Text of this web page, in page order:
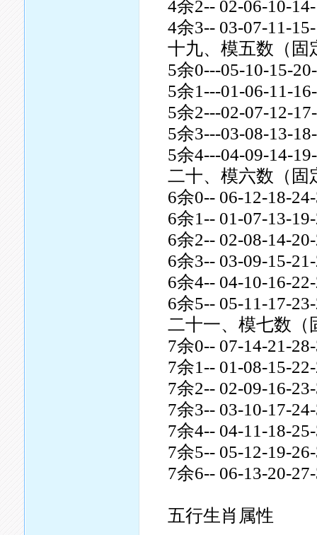
4余2-- 02-06-10-
4余3-- 03-07-11-
十九、模五数（固
5余0---05-10-15-
5余1---01-06-11-
5余2---02-07-12-
5余3---03-08-13-
5余4---04-09-14-
二十、模六数（固
6余0-- 06-12-18-
6余1-- 01-07-13-
6余2-- 02-08-14-
6余3-- 03-09-15-
6余4-- 04-10-16-
6余5-- 05-11-17-
二十一、模七数（
7余0-- 07-14-21-
7余1-- 01-08-15-
7余2-- 02-09-16-
7余3-- 03-10-17-
7余4-- 04-11-18-
7余5-- 05-12-19-
7余6-- 06-13-20-
五行生肖属性